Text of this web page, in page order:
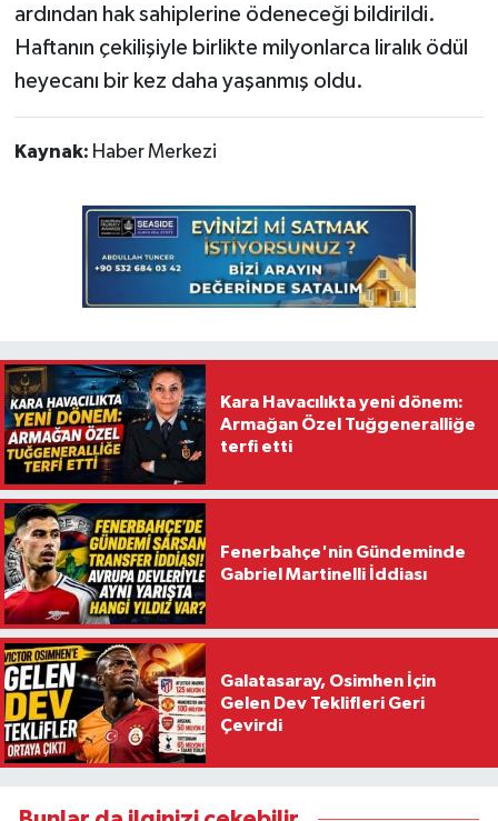
ardından hak sahiplerine ödeneceği bildirildi.
Haftanın çekilişiyle birlikte milyonlarca liralık ödül
heyecanı bir kez daha yaşanmış oldu.
Kaynak: Haber Merkezi
Kara Havacılıkta yeni dönem:
Armağan Özel Tuğgeneralliğe
terfi etti
Fenerbahçe'nin Gündeminde
Gabriel Martinelli İddiası
Galatasaray, Osimhen İçin
Gelen Dev Teklifleri Geri
Çevirdi